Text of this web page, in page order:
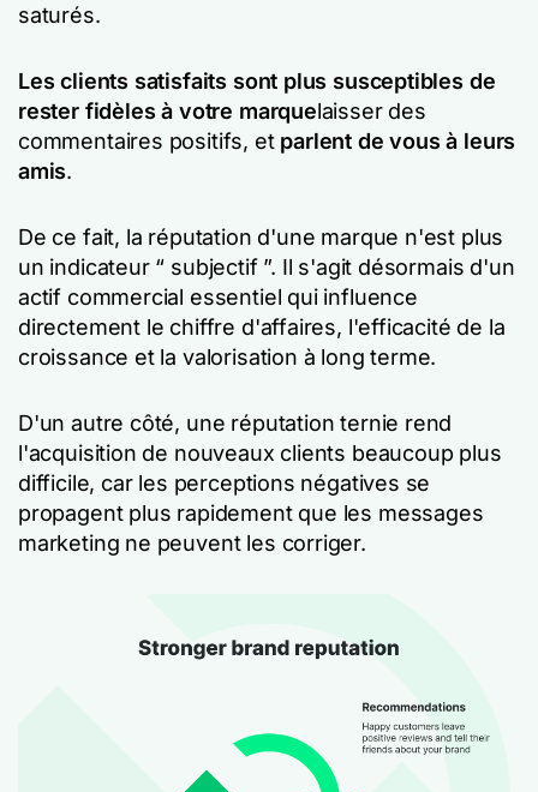
saturés.
Les clients satisfaits sont plus susceptibles de
rester fidèles à votre marquelaisser des
commentaires positifs, et parlent de vous à leurs
amis.
De ce fait, la réputation d'une marque n'est plus
un indicateur “ subjectif ”. Il s'agit désormais d'un
actif commercial essentiel qui influence
directement le chiffre d'affaires, l'efficacité de la
croissance et la valorisation à long terme.
D'un autre côté, une réputation ternie rend
l'acquisition de nouveaux clients beaucoup plus
difficile, car les perceptions négatives se
propagent plus rapidement que les messages
marketing ne peuvent les corriger.